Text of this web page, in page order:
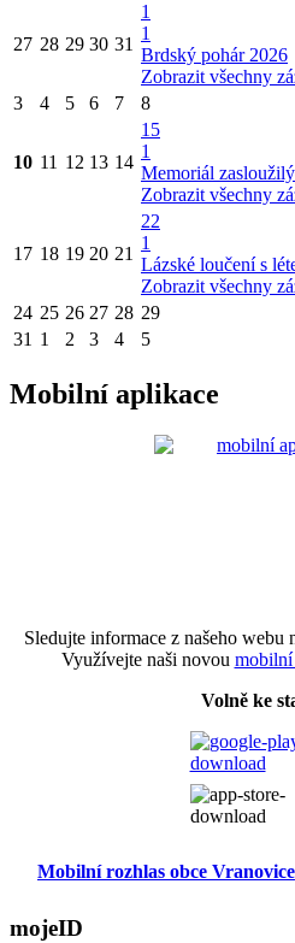
27 28 29 30 31
1
1
Brdský pohár 2026
Zobrazit všechny
3 4 5 6 7 8
10 11 12 13 14
15
1
Memoriál
Zobrazit všechny
17 18 19 20 21
22
1
Lázské loučení s
Zobrazit všechny
24 25 26 27 28 29
31 1 2 3 4 5
Mobilní aplikace
Sledujte informace z našeho webu
Využívejte naši novou
Volně ke
Mobilní rozhlas obce Vranovice
mojeID